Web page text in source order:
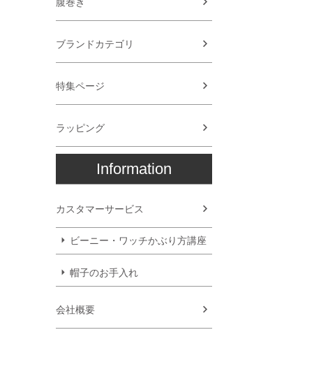
腹巻き
ブランドカテゴリ
特集ページ
ラッピング
Information
カスタマーサービス
ビーニー・ワッチかぶり方講座
帽子のお手入れ
会社概要